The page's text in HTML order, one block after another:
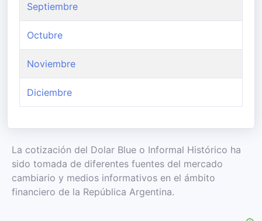
Septiembre
Octubre
Noviembre
Diciembre
La cotización del Dolar Blue o Informal Histórico ha
sido tomada de diferentes fuentes del mercado
cambiario y medios informativos en el ámbito
financiero de la República Argentina.